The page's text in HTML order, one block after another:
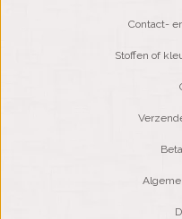
Contact-
Stoffen of